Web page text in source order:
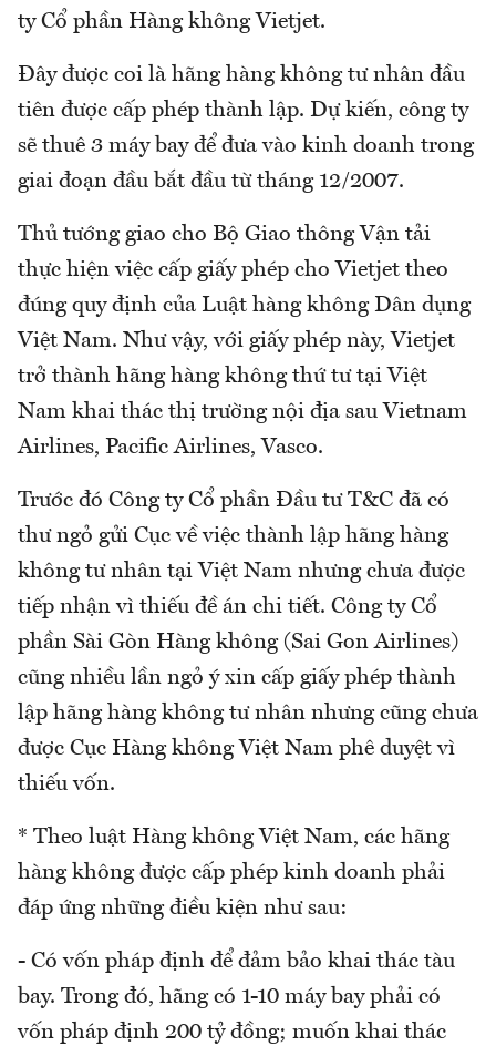
ty Cổ phần Hàng không Vietjet.
Đây được coi là hãng hàng không tư nhân đầu
tiên được cấp phép thành lập. Dự kiến, công ty
sẽ thuê 3 máy bay để đưa vào kinh doanh trong
giai đoạn đầu bắt đầu từ tháng 12/2007.
Thủ tướng giao cho Bộ Giao thông Vận tải
thực hiện việc cấp giấy phép cho Vietjet theo
đúng quy định của Luật hàng không Dân dụng
Việt Nam. Như vậy, với giấy phép này, Vietjet
trở thành hãng hàng không thứ tư tại Việt
Nam khai thác thị trường nội địa sau Vietnam
Airlines, Pacific Airlines, Vasco.
Trước đó Công ty Cổ phần Đầu tư T&C đã có
thư ngỏ gửi Cục về việc thành lập hãng hàng
không tư nhân tại Việt Nam nhưng chưa được
tiếp nhận vì thiếu đề án chi tiết. Công ty Cổ
phần Sài Gòn Hàng không (Sai Gon Airlines)
cũng nhiều lần ngỏ ý xin cấp giấy phép thành
lập hãng hàng không tư nhân nhưng cũng chưa
được Cục Hàng không Việt Nam phê duyệt vì
thiếu vốn.
* Theo luật Hàng không Việt Nam, các hãng
hàng không được cấp phép kinh doanh phải
đáp ứng những điều kiện như sau:
- Có vốn pháp định để đảm bảo khai thác tàu
bay. Trong đó, hãng có 1-10 máy bay phải có
vốn pháp định 200 tỷ đồng; muốn khai thác